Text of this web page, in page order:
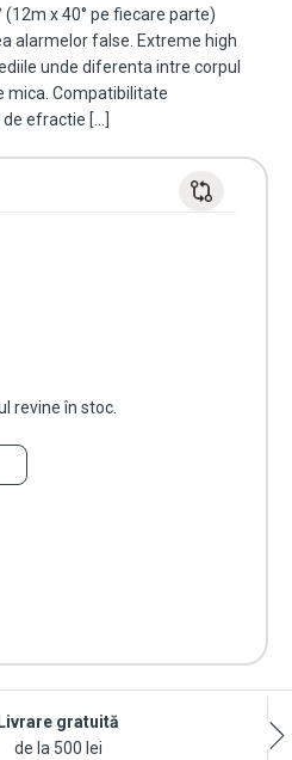
x 40° pe fiecare parte)
alarmelor false. Extreme high
unde diferenta intre corpul
mica. Compatibilitate
efractie […]
revine în stoc.
Livrare gratuită
de la 500 lei